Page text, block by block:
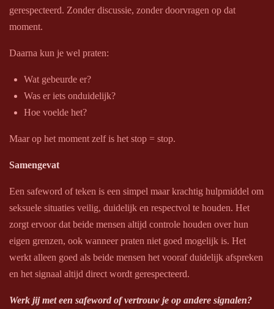
gerespecteerd. Zonder discussie, zonder doorvragen op dat
moment.
Daarna kun je wel praten:
Wat gebeurde er?
Was er iets onduidelijk?
Hoe voelde het?
Maar op het moment zelf is het stop = stop.
Samengevat
Een safeword of teken is een simpel maar krachtig hulpmiddel om
seksuele situaties veilig, duidelijk en respectvol te houden. Het
zorgt ervoor dat beide mensen altijd controle houden over hun
eigen grenzen, ook wanneer praten niet goed mogelijk is. Het
werkt alleen goed als beide mensen het vooraf duidelijk afspreken
en het signaal altijd direct wordt gerespecteerd.
Werk jij met een safeword of vertrouw je op andere signalen?